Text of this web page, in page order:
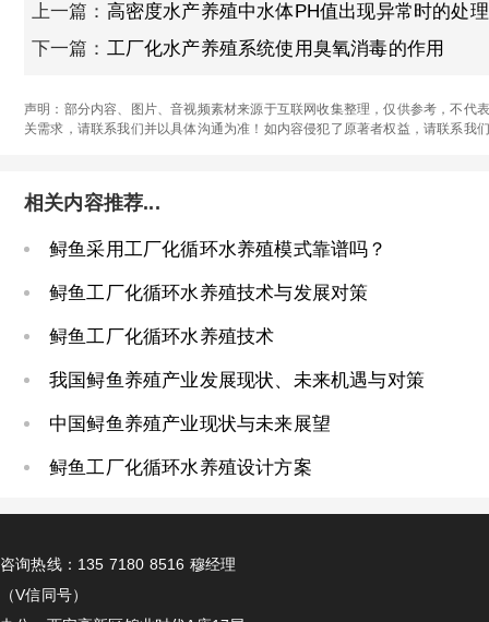
上一篇： 高密度水产养殖中水体PH值出现异常时的处
下一篇： 工厂化水产养殖系统使用臭氧消毒的作用
声明：部分内容、图片、音视频素材来源于互联网收集整理，仅供参考，不代
关需求，请联系我们并以具体沟通为准！如内容侵犯了原著者权益，请联系我
相关内容推荐...
鲟鱼采用工厂化循环水养殖模式靠谱吗？
鲟鱼工厂化循环水养殖技术与发展对策
鲟鱼工厂化循环水养殖技术
我国鲟鱼养殖产业发展现状、未来机遇与对策
中国鲟鱼养殖产业现状与未来展望
鲟鱼工厂化循环水养殖设计方案
咨询热线：135 7180 8516 穆经理
（V信同号）